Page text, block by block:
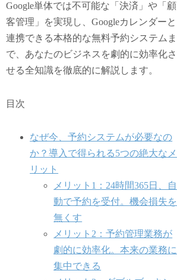
Google単体では不可能な「決済」や「顧
客管理」を実現し、Googleカレンダーと
連携できる本格的な無料予約システムま
で、あなたのビジネスを劇的に効率化さ
せる全知識を徹底的に解説します。
目次
なぜ今、予約システムが必要なの
か？導入で得られる5つの絶大なメ
リット
メリット1：24時間365日、自
動で予約を受付。機会損失を
無くす
メリット2：予約管理業務が
劇的に効率化。本来の業務に
集中できる